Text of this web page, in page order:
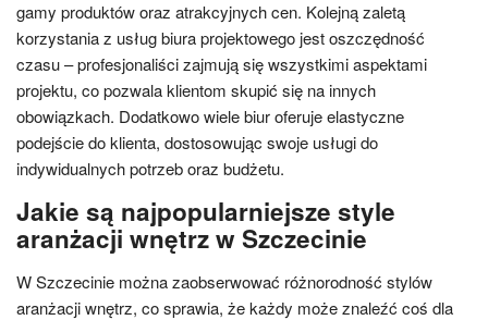
gamy produktów oraz atrakcyjnych cen. Kolejną zaletą
korzystania z usług biura projektowego jest oszczędność
czasu – profesjonaliści zajmują się wszystkimi aspektami
projektu, co pozwala klientom skupić się na innych
obowiązkach. Dodatkowo wiele biur oferuje elastyczne
podejście do klienta, dostosowując swoje usługi do
indywidualnych potrzeb oraz budżetu.
Jakie są najpopularniejsze style
aranżacji wnętrz w Szczecinie
W Szczecinie można zaobserwować różnorodność stylów
aranżacji wnętrz, co sprawia, że każdy może znaleźć coś dla